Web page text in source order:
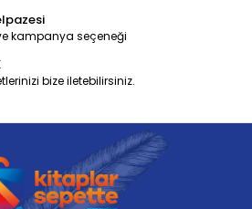
kampanya seçeneği
bize iletebilirsiniz.